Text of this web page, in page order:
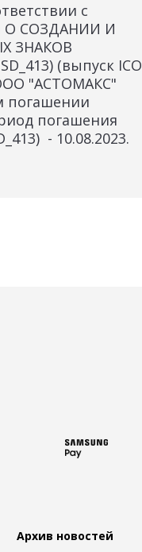
с
О СОЗДАНИИ И
ЗНАКОВ
(выпуск ICO
"АСТОМАКС"
погашении
погашения
- 10.08.2023.
Архив новостей